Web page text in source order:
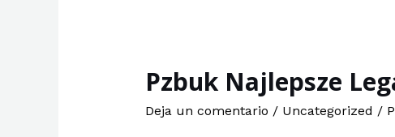
Pzbuk Najlepsze
Deja un comentario / Uncategorized /